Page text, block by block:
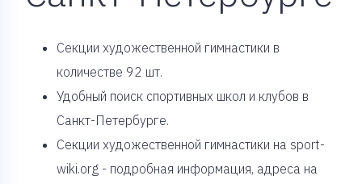
Cекции художественной гимнастики в
количестве 92 шт.
Удобный поиск спортивных школ и клубов в
Санкт-Петербурге.
Секции художественной гимнастики на sport-
wiki.org - подробная информация, адреса на